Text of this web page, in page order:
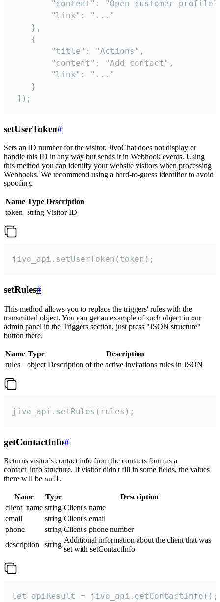
"content": "Open customer
        "link": "..."
    },
    {
        "title": "Actions",
        "content": "Add contact",
        "link": "..."
    }
]);
setUserToken#
Sets an ID number for the visitor. JivoChat does not display or
handle this ID in any way but sends it in Webhook events. Using
this method you can identify your website visitors when processing
Webhooks. We recommend using a hard-to-guess identifier to avoid
spoofing.
Name Type Description
token string Visitor ID
jivo_api.setUserToken(token);
setRules#
This method allows you to replace the triggers' rules with the
transmitted object. You can get an example of such object in our
admin panel in the Triggers section, just press "JSON structure"
button there.
Name Type
Description
rules
object Description of the active invitations rules in JSON
jivo_api.setRules(rules);
getContactInfo#
Returns visitor's contact info from the contacts form as a
contact_info structure. If visitor didn't fill in some fields, the values
there will be null.
Name Type
Description
client_name string Client's name
email
string Client's email
phone
string Client's phone number
description
string
Additional information about the client that was
set with setContactInfo
let apiResult = jivo_api.getContactInfo();